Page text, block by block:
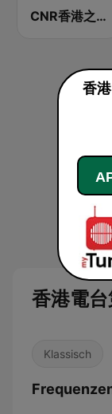
CNR香港之声 - CNR Voice of Hong Kong
香港電
Klassisch